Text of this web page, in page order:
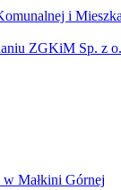
i
ZGKiM Sp. z
Małkini Górnej